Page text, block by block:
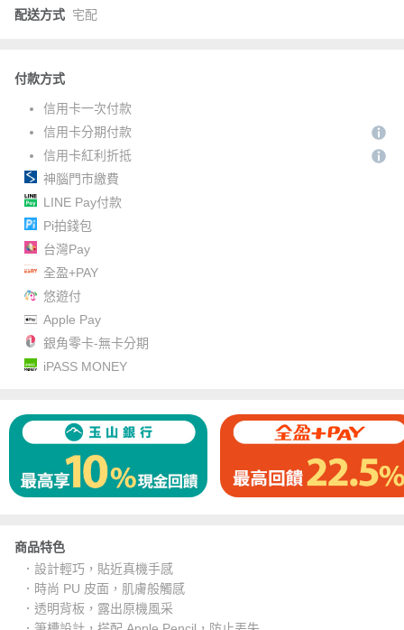
配送方式 宅配
付款方式
信用卡一次付款
信用卡分期付款
信用卡紅利折抵
神腦門市繳費
LINE Pay付款
Pi拍錢包
台灣Pay
全盈+PAY
悠遊付
Apple Pay
銀角零卡-無卡分期
iPASS MONEY
商品特色
．設計輕巧，貼近真機手感
．時尚 PU 皮面，肌膚般觸感
．透明背板，露出原機風采